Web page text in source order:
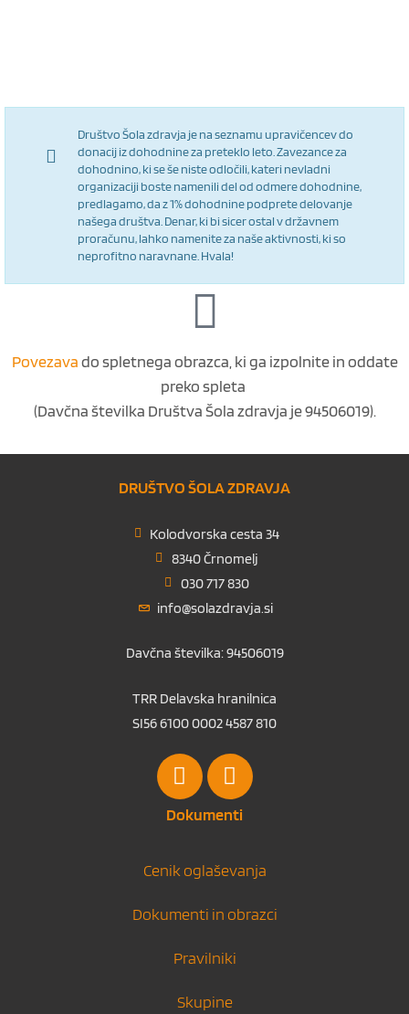
Društvo Šola zdravja je na seznamu upravičencev do
donacij iz dohodnine za preteklo leto. Zavezance za
dohodnino, ki se še niste odločili, kateri nevladni
organizaciji boste namenili del od odmere dohodnine,
predlagamo, da z 1% dohodnine podprete delovanje
našega društva. Denar, ki bi sicer ostal v državnem
proračunu, lahko namenite za naše aktivnosti, ki so
neprofitno naravnane. Hvala!
Povezavado spletnega obrazca, ki ga izpolnite in oddate
preko spleta
(Davčna številka Društva Šola zdravja je 94506019).
DRUŠTVO ŠOLA ZDRAVJA
Kolodvorska cesta 34
8340 Črnomelj
030 717 830
info@solazdravja.si
Davčna številka: 94506019
TRR Delavska hranilnica
SI56 6100 0002 4587 810
Dokumenti
Cenik oglaševanja
Dokumenti in obrazci
Pravilniki
Skupine